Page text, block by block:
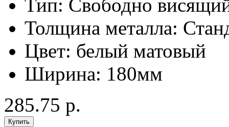
Тип: Свободно
Толщина металла:
Цвет: белый матовый
Ширина: 180мм
285.75 р.